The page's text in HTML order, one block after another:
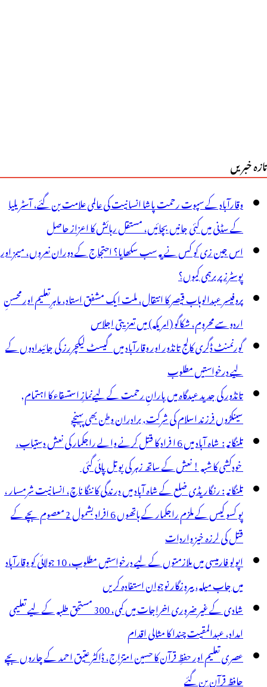
تازہ خبریں
وقارآباد کے سپوت رحمت پاشا انسانیت کی عالمی علامت بن گئے، آسٹریلیا
کے سڈنی میں کئی جانیں بچائیں، مستقل رہائش کا اعزاز حاصل
اس جین زی کو کس نے یہ سب سکھایا؟ احتجاج کے دوران نعروں، میمز اور
پوسٹرز پر برہمی کیوں؟
پروفیسر عبدالوہاب قیصر کا انتقال، ملت ایک مشفق استاد، ماہرِتعلیم اور محسنِ
اردو سے محروم، شکاگو (امریکہ) میں تعزیتی اجلاس
گورنمنٹ ڈگری کالج تانڈور اور وقارآباد میں گیسٹ لیکچررز کی جائیدادوں کے
لیے درخواستیں مطلوب
تانڈور کی جدید عیدگاہ میں بارانِ رحمت کے لیےنمازِ استسقاء کا اہتمام,
سینکڑوں فرزند اسلام کی شرکت, برادران وطن بھی پہنچے
تلنگانہ : شاہ آباد میں 6 ا فراد کا قتل کرنے والے راجکمار کی نعش دستیاب،
خودکشی کا شبہ ! نعش کے ساتھ زہر کی بوتل پائی گئی
تلنگانہ : رنگاریڈی ضلع کے شاہ آباد میں درندگی کا ننگا ناچ، انسانیت شرمسار ،
پو کسو کیس کے ملزم راجکمار کے ہاتھوں 6 افراد بشمول 2 معصوم بچے کے
قتل کی لرزہ خیز واردات
اپولو فارمیسی میں ملازمتوں کے لیے درخواستیں مطلوب، 10 جولائی کو وقارآباد
میں جاب میلہ، بیروزگار نوجوان استفادہ کریں
شادی کے غیر ضروری اخراجات میں کمی، 300 مستحق طلبہ کے لیے تعلیمی
امداد، عبدالمقیت چندا کا مثالی اقدام
عصری تعلیم اور حفظِ قرآن کا حسین امتزاج، ڈاکٹر عتیق احمد کے چاروں بچے
حافظِ قرآن بن گئے